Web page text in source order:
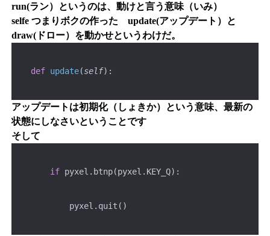
run(ラン）というのは、動けと言う意味（いみ）
selfe つまりボクの作った update(アップデート）と
draw(ドロー）を動かせというわけだ。
def update(self):
アップデートは初期化（しょきか）という意味、最新の
状態にしなさいということです
そして
if pyxel.btnp(pyxel.KEY_Q):
pyxel.quit()